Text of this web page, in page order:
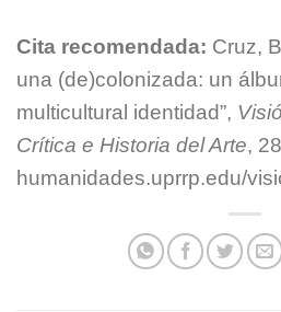
Cita recomendada: Cruz,
una (de)colonizada: un
multicultural identidad”,
Crítica e Historia del Arte,
humanidades.uprrp.edu/